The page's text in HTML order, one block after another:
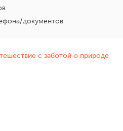
документов
с заботой о природе